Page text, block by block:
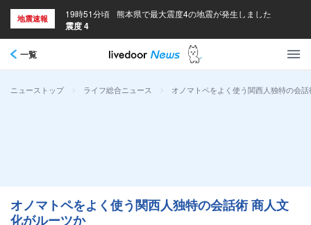
地震速報 19時51分頃 熊本県で最大震度4の地震が発生しました
震度 4
一覧
ニューストップ > ライフ総合ニュース > オノマトペをよく使う関西人独特の会
オノマトペをよく使う関西人独特の会話術 商人文
化がルーツか